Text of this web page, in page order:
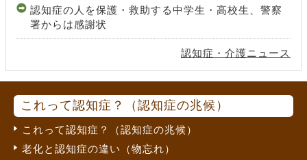
認知症の人を保護・救助する中学生・高校生、警察
署からは感謝状
認知症・介護ニュース
これって認知症？（認知症の兆候）
これって認知症？（認知症の兆候）
老化と認知症の違い（物忘れ）